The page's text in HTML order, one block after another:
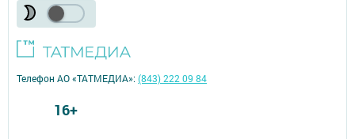
Телефон АО «ТАТМЕДИА»:(843) 222 09 84
16+